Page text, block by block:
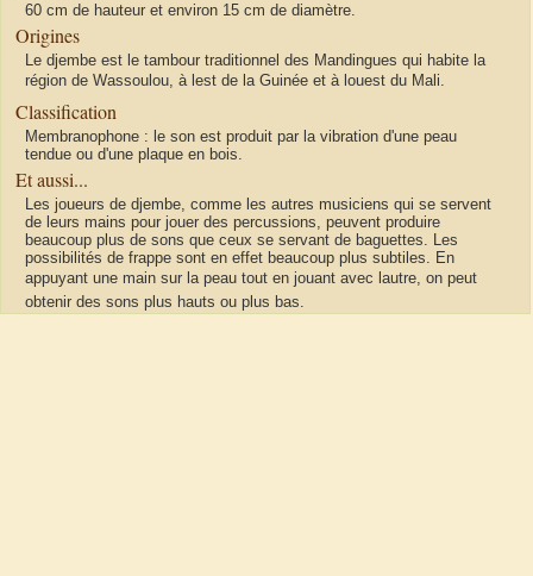
60 cm de hauteur et environ 15 cm de diamètre.
Origines
Le djembe est le tambour traditionnel des Mandingues qui habite la
région de Wassoulou, à lest de la Guinée et à louest du Mali.
Classification
Membranophone : le son est produit par la vibration d'une peau
tendue ou d'une plaque en bois.
Et aussi...
Les joueurs de djembe, comme les autres musiciens qui se servent
de leurs mains pour jouer des percussions, peuvent produire
beaucoup plus de sons que ceux se servant de baguettes. Les
possibilités de frappe sont en effet beaucoup plus subtiles. En
appuyant une main sur la peau tout en jouant avec lautre, on peut
obtenir des sons plus hauts ou plus bas.